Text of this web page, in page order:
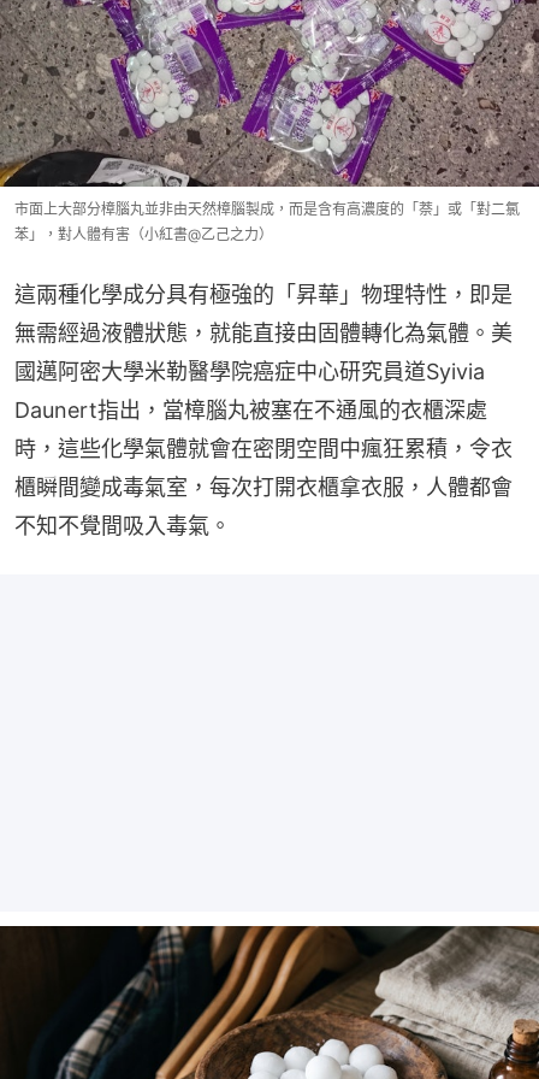
市面上大部分樟腦丸並非由天然樟腦製成，而是含有高濃度的「萘」或「對二氯
苯」，對人體有害（小紅書@乙己之力）
這兩種化學成分具有極強的「昇華」物理特性，即是
無需經過液體狀態，就能直接由固體轉化為氣體。美
國邁阿密大學米勒醫學院癌症中心研究員道Syivia
Daunert指出，當樟腦丸被塞在不通風的衣櫃深處
時，這些化學氣體就會在密閉空間中瘋狂累積，令衣
櫃瞬間變成毒氣室，每次打開衣櫃拿衣服，人體都會
不知不覺間吸入毒氣。